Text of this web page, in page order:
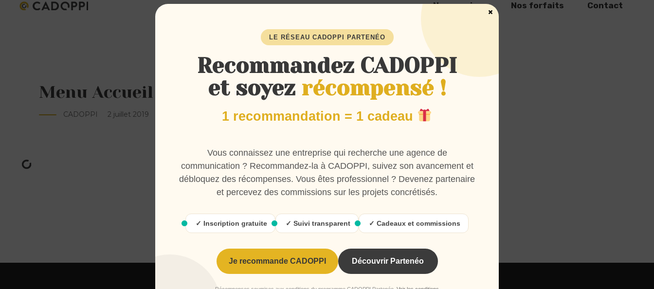
Nos services Nos forfaits Contact
Menu Accueil
CADOPPI 2 juillet 2019
Nos services
LE RÉSEAU CADOPPI PARTENÉO
Recommandez CADOPPI
et soyez récompensé !
1 recommandation = 1 cadeau
Vous connaissez une entreprise qui recherche une agence de
communication ? Recommandez-la à CADOPPI, suivez son avancement et
débloquez des récompenses. Vous êtes professionnel ? Devenez partenaire
et percevez des commissions sur les projets concrétisés.
✓ Inscription gratuite ✓ Suivi transparent ✓ Cadeaux et commissions
Je recommande CADOPPI Découvrir Partenéo
×